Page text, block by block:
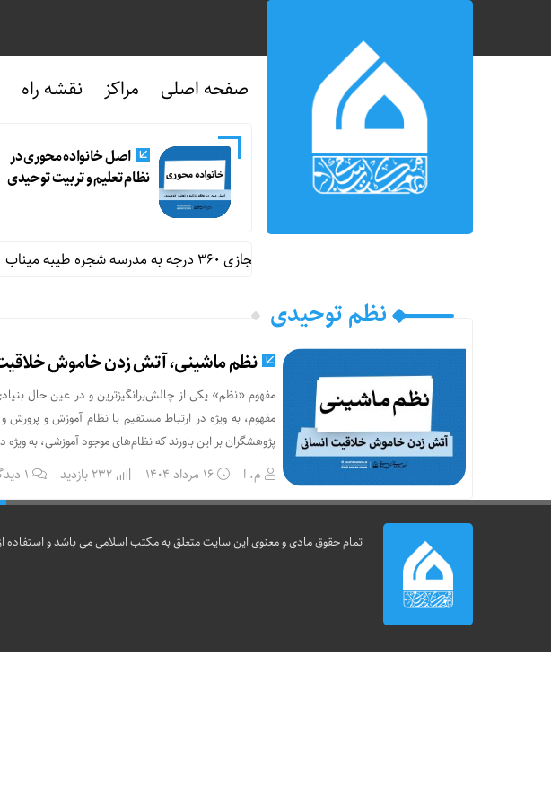
صفحه اصلی مراکز نقشه راه
اصل خانواده محوری در
نظام تعلیم و تربیت توحیدی
رونمایی از اولین سایت سفر مجازی ۳۶۰ درجه به مدرسه شجره طیبه میناب
نظم توحیدی
نظم ماشینی، آتش زدن خاموش
مفهوم «نظم» یکی از چالش‌برانگیزترین و در عین حال
مفهوم، به ویژه در ارتباط مستقیم با نظام آموزش و پرورش
پژوهشگران بر این باورند که نظام‌های موجود آموزشی، به ویژه
م. ا ۱۶ مرداد ۱۴۰۴ ۱ دیدگاه
تمام حقوق مادی و معنوی این سایت متعلق به مکتب اسلامی می باشد و استفاده